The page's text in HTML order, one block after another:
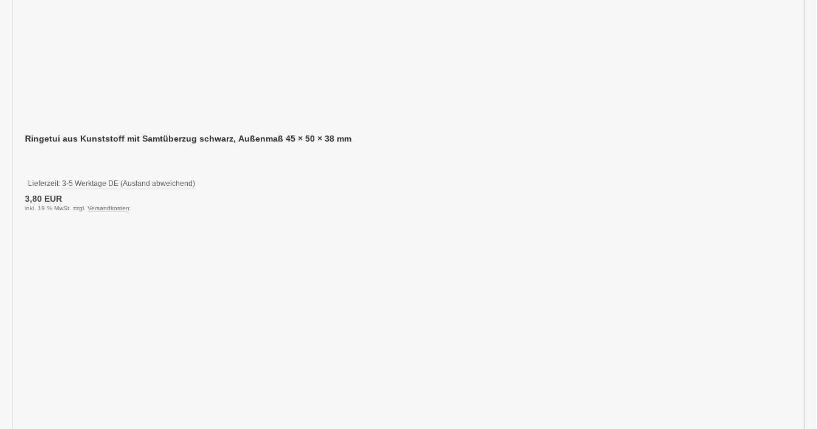
Ringetui aus Kunststoff mit Samtüberzug schwarz, Außenmaß 45 × 50 × 38 mm
Lieferzeit: 3-5 Werktage DE (Ausland abweichend)
3,80 EUR
inkl. 19 % MwSt. zzgl. Versandkosten